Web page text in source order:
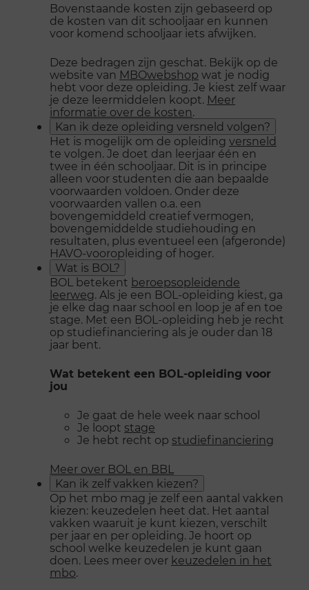
Bovenstaande kosten zijn gebaseerd op
de kosten van dit schooljaar en kunnen
voor komend schooljaar iets afwijken.
Deze bedragen zijn geschat. Bekijk op de
website van MBOwebshop wat je nodig
hebt voor deze opleiding. Je kiest zelf waar
je deze leermiddelen koopt. Meer
informatie over de kosten.
Kan ik deze opleiding versneld volgen?
Het is mogelijk om de opleiding versneld
te volgen. Je doet dan leerjaar één en
twee in één schooljaar. Dit is in principe
alleen voor studenten die aan bepaalde
voorwaarden voldoen. Onder deze
voorwaarden vallen o.a. een
bovengemiddeld creatief vermogen,
bovengemiddelde studiehouding en
resultaten, plus eventueel een (afgeronde)
HAVO-vooropleiding of hoger.
Wat is BOL?
BOL betekent beroepsopleidende
leerweg. Als je een BOL-opleiding kiest, ga
je elke dag naar school en loop je af en toe
stage. Met een BOL-opleiding heb je recht
op studiefinanciering als je ouder dan 18
jaar bent.
Wat betekent een BOL-opleiding voor
jou
Je gaat de hele week naar school
Je loopt stage
Je hebt recht op studiefinanciering
Meer over BOL en BBL
Kan ik zelf vakken kiezen?
Op het mbo mag je zelf een aantal vakken
kiezen: keuzedelen heet dat. Het aantal
vakken waaruit je kunt kiezen, verschilt
per jaar en per opleiding. Je hoort op
school welke keuzedelen je kunt gaan
doen. Lees meer over keuzedelen in het
mbo.